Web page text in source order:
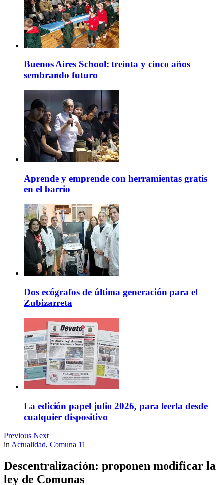
Buenos Aires School: treinta y cinco años
sembrando futuro
Aprende y emprende con herramientas gratis
en el barrio
Dos ecógrafos de última generación para el
Zubizarreta
La edición papel julio 2026, para leerla desde
cualquier dispositivo
Previous Next
inActualidad, Comuna 11
Descentralización: proponen modificar la
ley de Comunas